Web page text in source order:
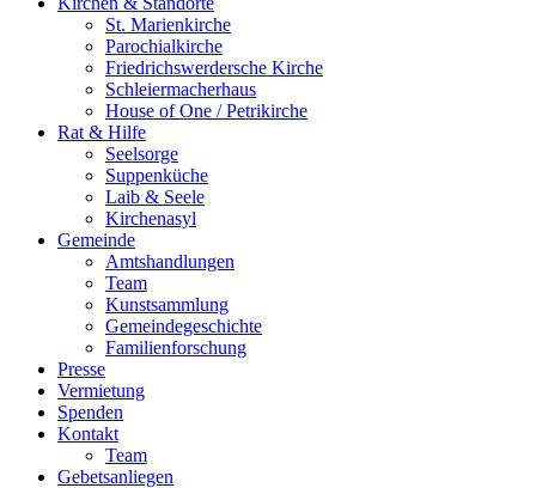
St. Marienkirche
Parochialkirche
Friedrichswerdersche Kirche
Schleiermacherhaus
House of One / Petrikirche
Rat & Hilfe
Seelsorge
Suppenküche
Laib & Seele
Kirchenasyl
Gemeinde
Amtshandlungen
Team
Kunstsammlung
Gemeindegeschichte
Familienforschung
Presse
Vermietung
Spenden
Kontakt
Team
Gebetsanliegen